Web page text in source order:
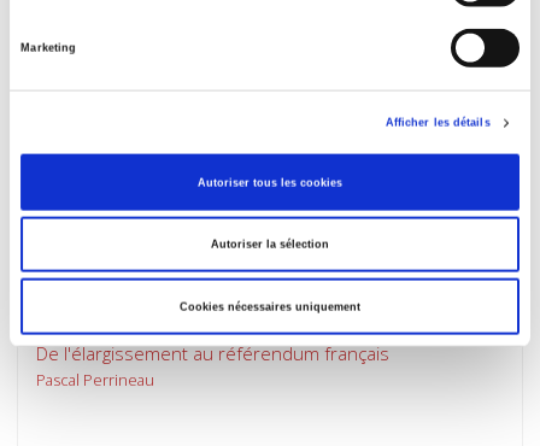
Marketing
Afficher les détails
Autoriser tous les cookies
Autoriser la sélection
Cookies nécessaires uniquement
Le Vote européen 2004-2005
De l'élargissement au référendum français
Pascal Perrineau